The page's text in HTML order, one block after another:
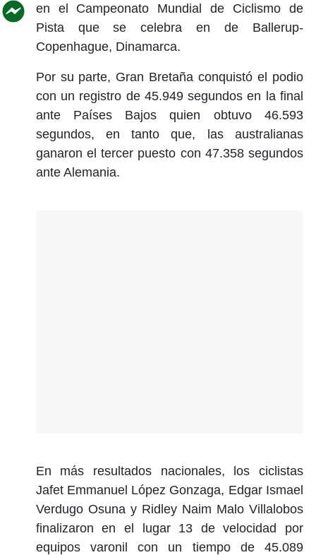
en el Campeonato Mundial de Ciclismo de
Pista que se celebra en de Ballerup-
Copenhague, Dinamarca.
Por su parte, Gran Bretaña conquistó el podio
con un registro de 45.949 segundos en la final
ante Países Bajos quien obtuvo 46.593
segundos, en tanto que, las australianas
ganaron el tercer puesto con 47.358 segundos
ante Alemania.
En más resultados nacionales, los ciclistas
Jafet Emmanuel López Gonzaga, Edgar Ismael
Verdugo Osuna y Ridley Naim Malo Villalobos
finalizaron en el lugar 13 de velocidad por
equipos varonil con un tiempo de 45.089